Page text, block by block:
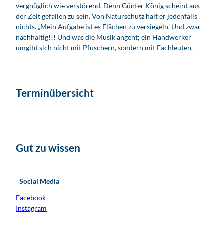
vergnüglich wie verstörend. Denn Günter König scheint aus
der Zeit gefallen zu sein. Von Naturschutz hält er jedenfalls
nichts. „Mein Aufgabe ist es Flächen zu versiegeln. Und zwar
nachhaltig!!! Und was die Musik angeht; ein Handwerker
umgibt sich nicht mit Pfuschern, sondern mit Fachleuten.
Terminübersicht
Gut zu wissen
Social Media
Facebook
Instagram